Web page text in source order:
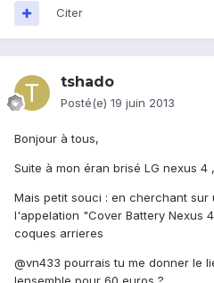
Citer
tshado
Posté(e) 19 juin 2013
Bonjour à tous,
Suite à mon éran brisé LG nexus
Mais petit souci : en cherchant sur
l'appelation "Cover Battery Nexus
coques arrieres
@vn433 pourrais tu me donner le